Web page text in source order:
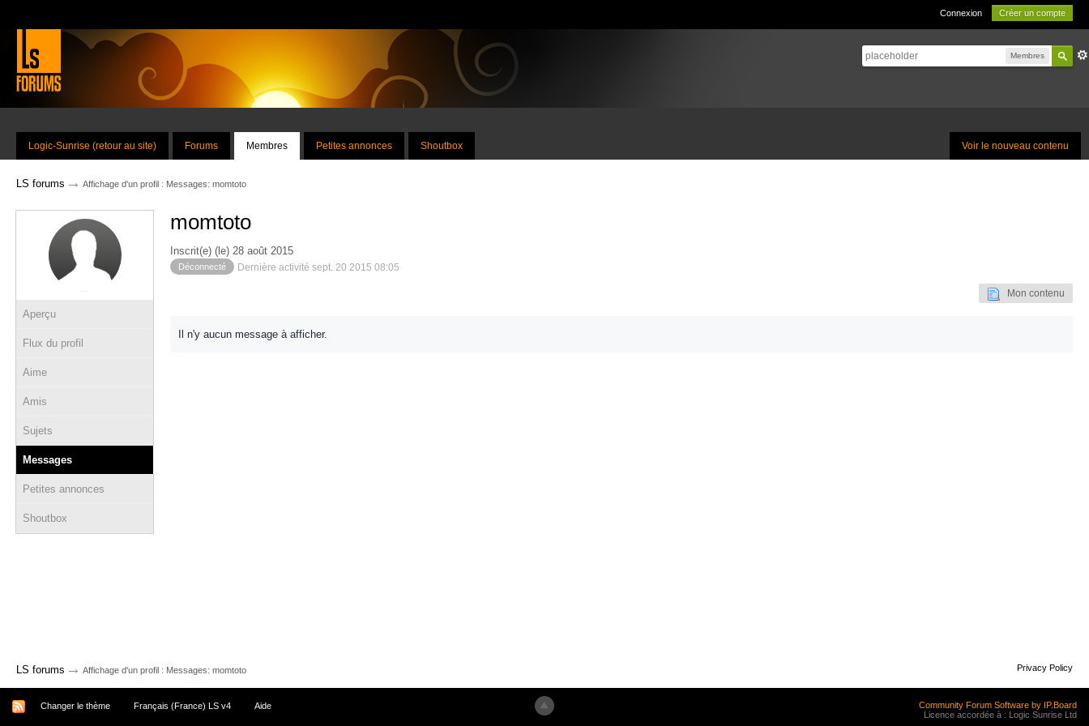
Connexion Créer un compte
Membres
Voir le nouveau contenu
Logic-Sunrise (retour au site) Forums Membres Petites annonces Shoutbox
LS forums → Affichage d'un profil : Messages: momtoto
Aperçu
Flux du profil
Aime
Amis
Sujets
Messages
Petites annonces
Shoutbox
momtoto
Inscrit(e) (le) 28 août 2015
Déconnecté Dernière activité sept. 20 2015 08:05
Mon contenu
Il n'y aucun message à afficher.
LS forums → Affichage d'un profil : Messages: momtoto Privacy Policy
Changer le thème Français (France) LS v4 Aide
Community Forum Software by IP.Board
Licence accordée à : Logic Sunrise Ltd